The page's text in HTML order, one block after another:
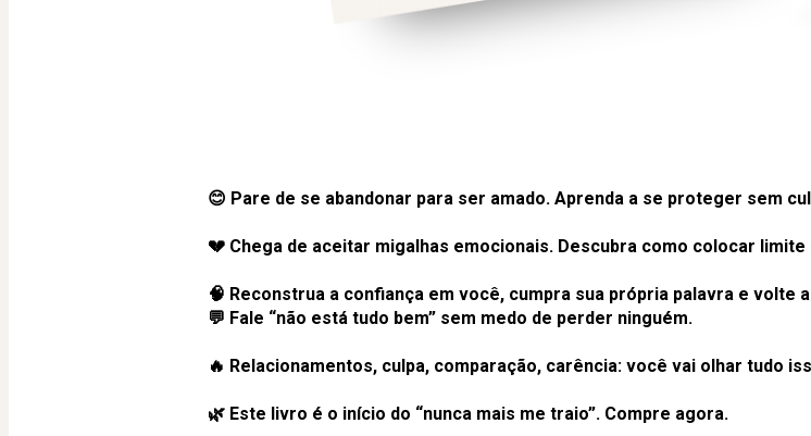
😊 Pare de se abandonar para ser amado. Aprenda a se proteger sem
💔 Chega de aceitar migalhas emocionais. Descubra como colocar limite
🧠 Reconstrua a confiança em você, cumpra sua própria palavra e volte
💬 Fale “não está tudo bem” sem medo de perder ninguém.
🔥 Relacionamentos, culpa, comparação, carência: você vai olhar tudo
🌿 Este livro é o início do “nunca mais me traio”. Compre agora.